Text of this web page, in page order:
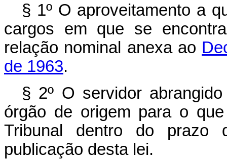
§ 1º O aproveitamento a
cargos em que se
relação nominal anexa ao
de 1963.
§ 2º O servidor
órgão de origem para o
Tribunal dentro do prazo
publicação desta lei.